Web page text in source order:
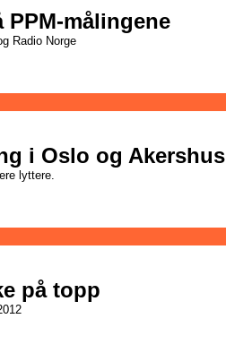
PPM-målingene
Radio Norge
i Oslo og Akershus
lyttere.
på topp